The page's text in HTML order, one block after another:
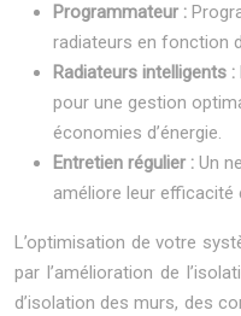
Programmateur :
radiateurs en fonction
Radiateurs intelligents :
pour une gestion
économies d’énergie.
Entretien régulier : Un
améliore leur efficacité
L’optimisation de votre
par l’amélioration de
d’isolation des murs, des